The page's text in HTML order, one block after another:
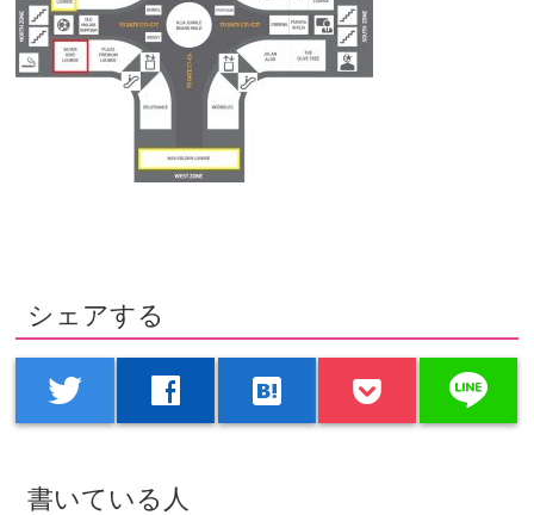
シェアする
twitter facebook hatenabookmark line
書いている人